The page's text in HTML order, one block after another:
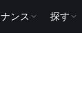
ンス 探す